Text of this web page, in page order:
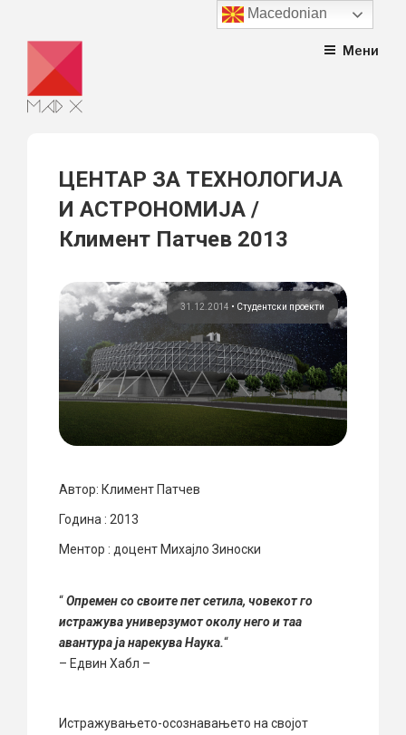
content
Мени
ЦЕНТАР ЗА ТЕХНОЛОГИЈА
И АСТРОНОМИЈА /
Климент Патчев 2013
31.12.2014 • Студентски проекти
Автор: Климент Патчев
Година : 2013
Ментор : доцент Михајло Зиноски
“Опремен со своите пет сетила, човекот го
истражува универзумот околу него и таа
авантура ја нарекува Наука.“
– Едвин Хабл –
Истражувањето-осознавањето на својот
Macedonian